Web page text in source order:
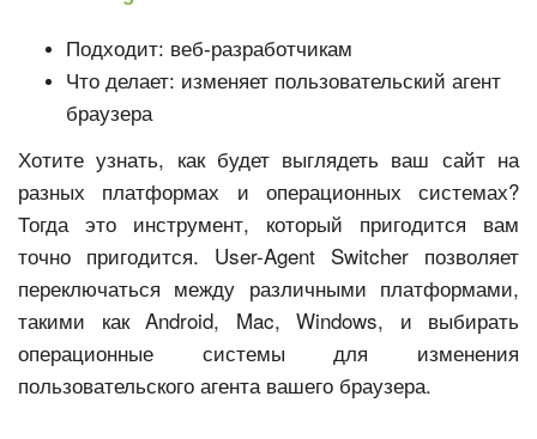
Подходит: веб-разработчикам
Что делает: изменяет пользовательский агент
браузера
Хотите узнать, как будет выглядеть ваш сайт на
разных платформах и операционных системах?
Тогда это инструмент, который пригодится вам
точно пригодится. User-Agent Switcher позволяет
переключаться между различными платформами,
такими как Android, Mac, Windows, и выбирать
операционные системы для изменения
пользовательского агента вашего браузера.